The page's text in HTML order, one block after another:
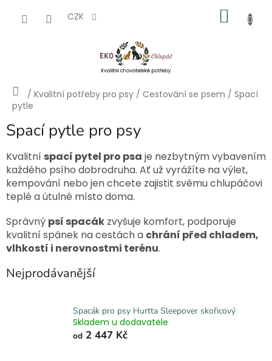
CZK
Domů
/ Kvalitní potřeby pro psy / Cestování se psem / Spací
pytle
Spací pytle pro psy
Kvalitní spací pytel pro psa je nezbytným vybavením
každého psího dobrodruha. Ať už vyrážíte na výlet,
kempování nebo jen chcete zajistit svému chlupáčovi
teplé a útulné místo doma.
Správný psí spacák zvyšuje komfort, podporuje
kvalitní spánek na cestách a chrání před chladem,
vlhkostí i nerovnostmi terénu.
Nejprodávanější
Spacák pro psy Hurtta Sleepover skořicový
Skladem u dodavatele
od 2 447 Kč